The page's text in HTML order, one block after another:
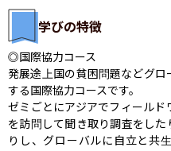
学びの特徴
◎国際協力コース
発展途上国の貧困問題などグ
する国際協力コースです。
ゼミごとにアジアでフィール
を訪問して聞き取り調査をし
りし、グローバルに自立と共